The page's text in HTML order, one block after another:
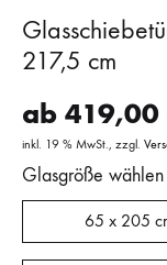
217,5 cm
ab 419,00
inkl. 19 % MwSt. zzgl.
Glasgröße wählen
65 x 205